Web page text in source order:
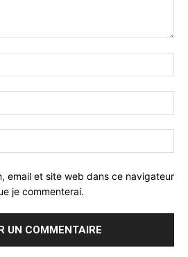
:*
:*
:
email et site web dans ce navigateur
je commenterai.